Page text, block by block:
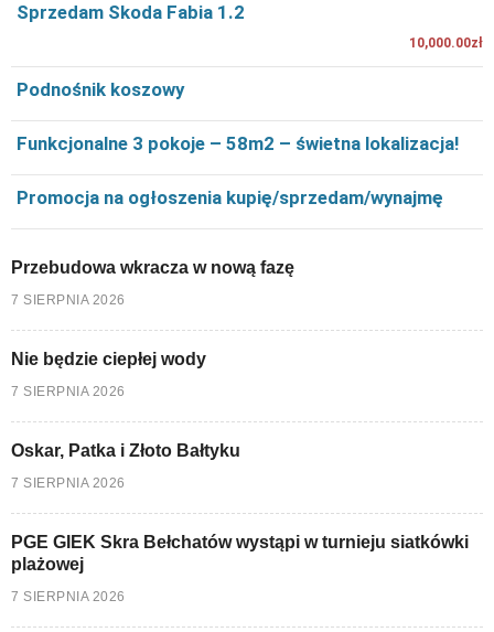
Sprzedam Skoda Fabia 1.2
10,000.00zł
Podnośnik koszowy
Funkcjonalne 3 pokoje – 58m2 – świetna lokalizacja!
Promocja na ogłoszenia kupię/sprzedam/wynajmę
Przebudowa wkracza w nową fazę
7 SIERPNIA 2026
Nie będzie ciepłej wody
7 SIERPNIA 2026
Oskar, Patka i Złoto Bałtyku
7 SIERPNIA 2026
PGE GIEK Skra Bełchatów wystąpi w turnieju siatkówki
plażowej
7 SIERPNIA 2026